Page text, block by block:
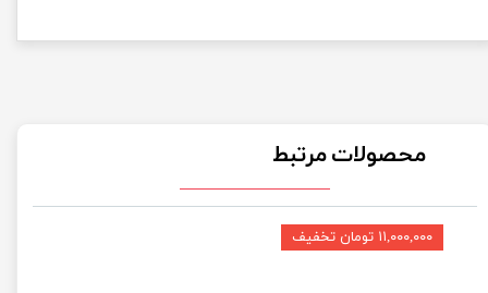
محصولات مرتبط
۱۱,۰۰۰,۰۰۰ تومان تخفیف